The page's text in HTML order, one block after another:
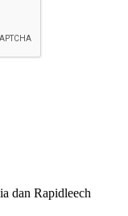
dan Rapidleech